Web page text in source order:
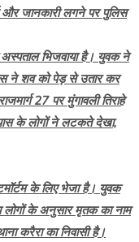
और जानकारी लगने पर पुलिस
भिजवाया है। युवक ने
ने शव को पेड़ से उतार कर
27 पर मुंगावली तिराहे
के लोगों ने लटकते देखा,
के लिए भेजा है। युवक
लोगों के अनुसार मृतक का नाम
करैरा का निवासी है।